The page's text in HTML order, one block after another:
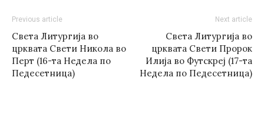
Previous article
Света Литургија во
црквата Свети Никола во
Перт (16-та Недела по
Педесетница)
Next article
Света Литургија во
црквата Свети Пророк
Илија во Футскреј (17-та
Недела по Педесетница)